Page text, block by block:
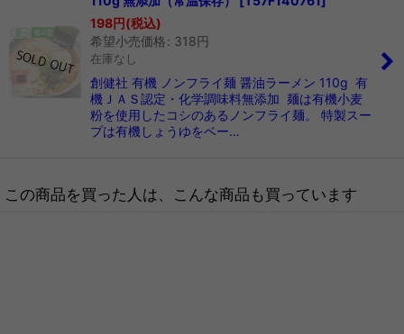
198円(税込)
希望小売価格: 318円
在庫なし
創健社 有機 ノンフライ麺 醤油ラーメン 110g 有
機ＪＡＳ認定・化学調味料無添加 麺は有機小麦
粉を使用したコシのあるノンフライ麺。 特製スー
プは有機しょうゆをベー…
この商品を買った人は、こんな商品も買っています